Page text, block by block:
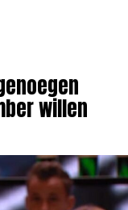
willen